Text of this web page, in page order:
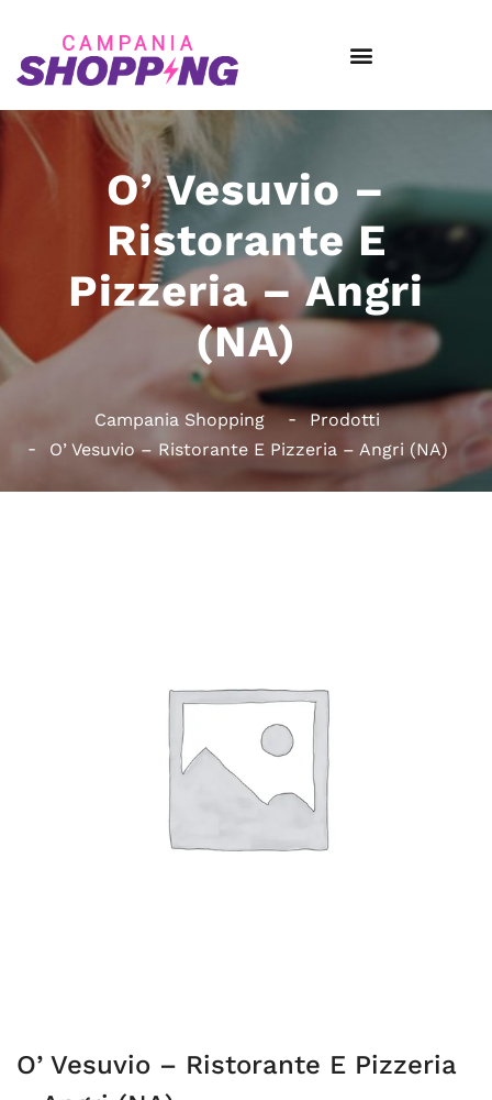
O’ Vesuvio –
Ristorante E
Pizzeria – Angri
(NA)
Campania Shopping
Prodotti
O’ Vesuvio – Ristorante E Pizzeria – Angri (NA)
O’ Vesuvio – Ristorante E Pizzeria